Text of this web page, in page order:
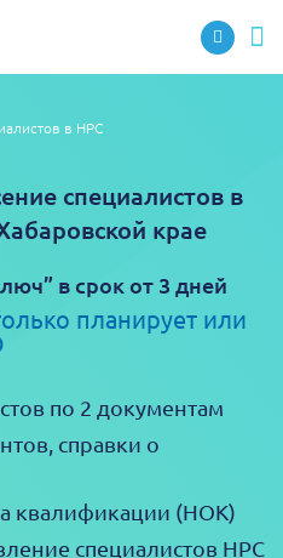
в НРС
специалистов в
крае
в срок от 3 дней
планирует или
по 2 документам
справки о
квалификации (НОК)
специалистов НРС